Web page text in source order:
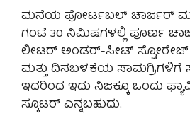
ಮನೆಯ ಪೋರ್ಟಬಲ್ ಚಾರ್ಜರ್
ಗಂಟೆ 30 ನಿಮಿಷಗಳಲ್ಲಿ ಪೂರ್ಣ
ಲೀಟರ್ ಅಂಡರ್-ಸೀಟ್ ಸ್ಟೋರೇಜ್
ಮತ್ತು ದಿನಬಳಕೆಯ ಸಾಮಗ್ರಿಗಳಿಗೆ
ಇದರಿಂದ ಇದು ನಿಜಕ್ಕೂ ಒಂದು
ಸ್ಕೂಟರ್ ಎನ್ನಬಹುದು.